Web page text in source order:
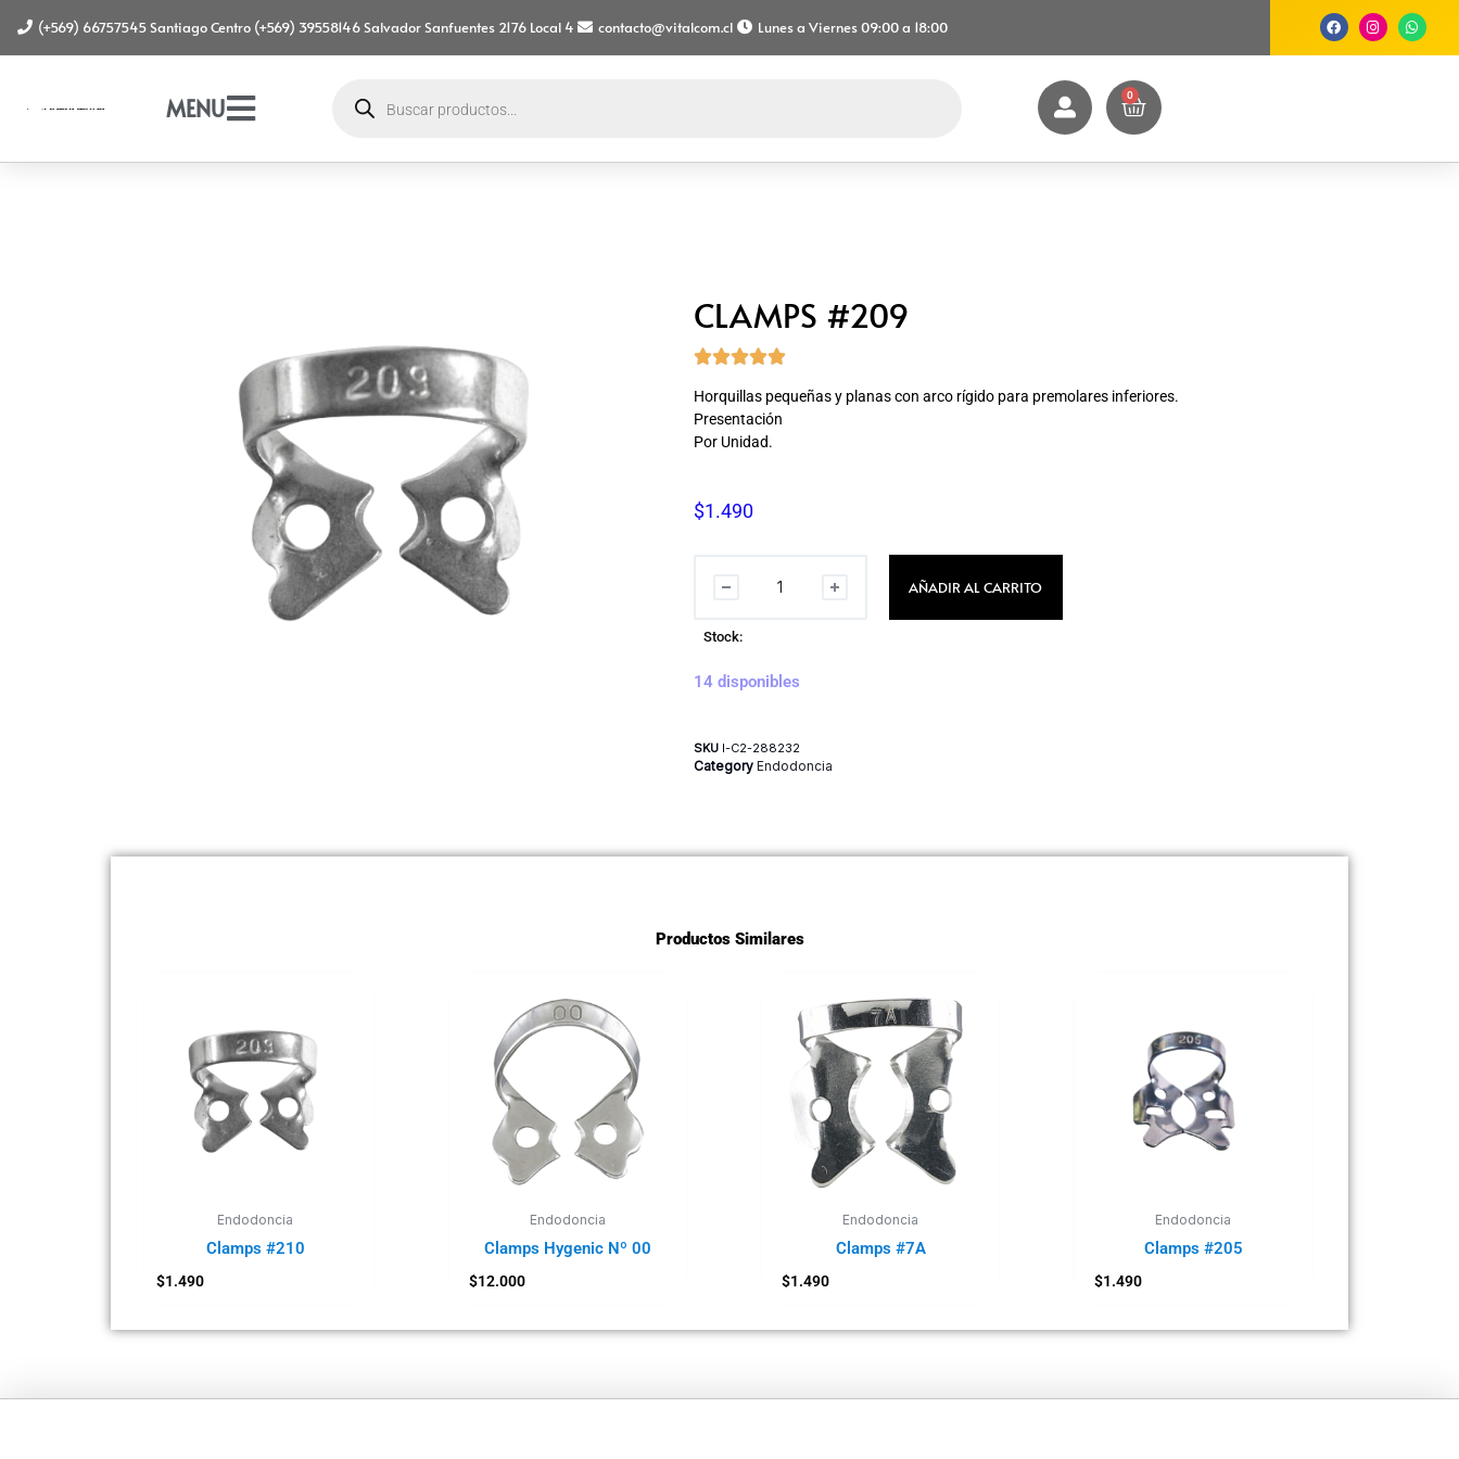
(+569) 66757545 Santiago Centro (+569) 39558146 Salvador Sanfuentes 2176 Local 4 contacto@vitalcom.cl Lunes a Viernes 09:00 a 18:00
MENU 0
CLAMPS #209

Horquillas pequeñas y planas con arco rígido para premolares inferiores.
Presentación
Por Unidad.
$1.490
AÑADIR AL CARRITO
Stock:
14 disponibles
SKU I-C2-288232
Category Endodoncia
Productos Similares
Endodoncia
Clamps #210
$1.490
Endodoncia
Clamps Hygenic Nº 00
$12.000
Endodoncia
Clamps #7A
$1.490
Endodoncia
Clamps #205
$1.490